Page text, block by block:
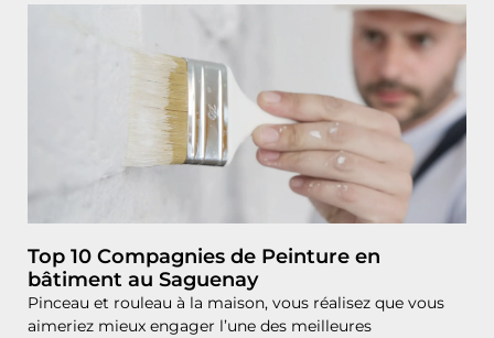
Top 10 Compagnies de Peinture en
bâtiment au Saguenay
Pinceau et rouleau à la maison, vous réalisez que vous
aimeriez mieux engager l’une des meilleures